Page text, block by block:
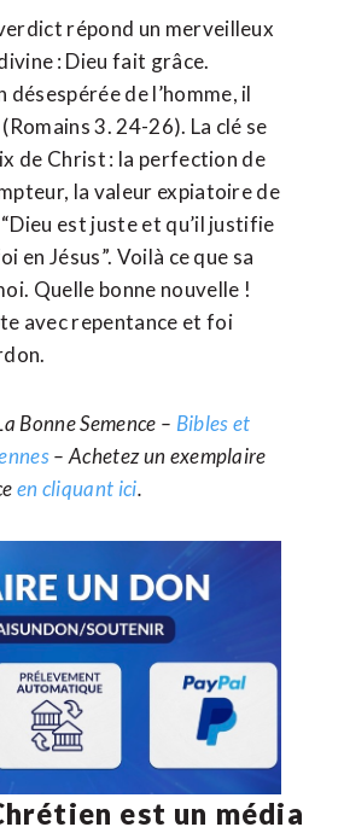
répond un merveilleux
: Dieu fait grâce.
de l’homme, il
3. 24-26). La clé se
de Christ : la perfection de
la valeur expiatoire de
est juste et qu’il justifie
en Jésus”. Voilà ce que sa
Quelle bonne nouvelle !
avec repentance et foi
Bonne Semence – Bibles et
– Achetez un exemplaire
en cliquant ici.
est un média